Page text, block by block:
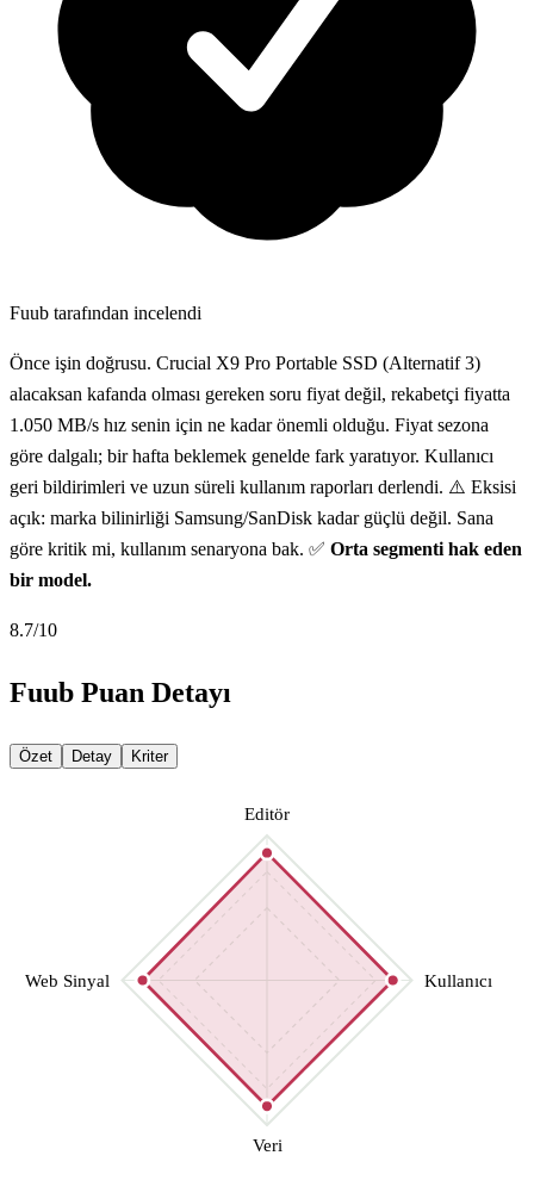
Fuub tarafından incelendi
Önce işin doğrusu. Crucial X9 Pro Portable SSD (Alternatif 3)
alacaksan kafanda olması gereken soru fiyat değil, rekabetçi fiyatta
1.050 MB/s hız senin için ne kadar önemli olduğu. Fiyat sezona
göre dalgalı; bir hafta beklemek genelde fark yaratıyor. Kullanıcı
geri bildirimleri ve uzun süreli kullanım raporları derlendi. ⚠️ Eksisi
açık: marka bilinirliği Samsung/SanDisk kadar güçlü değil. Sana
göre kritik mi, kullanım senaryona bak. ✅ Orta segmenti hak eden
bir model.
8.7/10
Fuub Puan Detayı
Özet Detay Kriter
Editör
Kullanıcı
Veri
Web Sinyal